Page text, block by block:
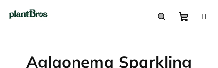
košík
Aglaonema Sparkling